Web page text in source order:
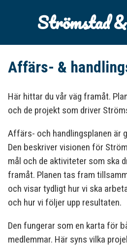
Strömstad
Affärs- &
Här hittar du vår väg framåt.
och de projekt som driver
Affärs- och handlingsplanen är
Den beskriver visionen för
mål och de aktiviteter som ska
framåt. Planen tas fram
och visar tydligt hur vi ska
och hur vi följer upp resultaten.
Den fungerar som en karta för
medlemmar. Här syns vilka